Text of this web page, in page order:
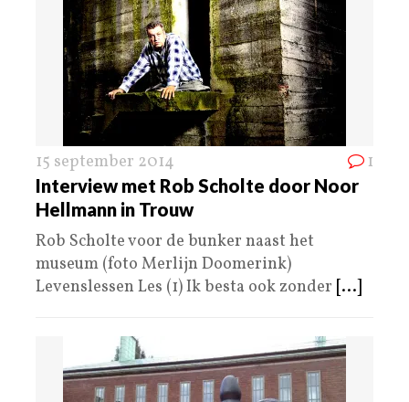
15 september 2014 1
Interview met Rob Scholte door Noor
Hellmann in Trouw
Rob Scholte voor de bunker naast het
museum (foto Merlijn Doomerink)
Levenslessen Les (1) Ik besta ook zonder [...]